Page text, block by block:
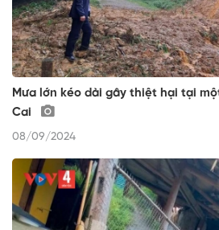
Mưa lớn kéo dài gây thiệt hại tại
Cai
08/09/2024